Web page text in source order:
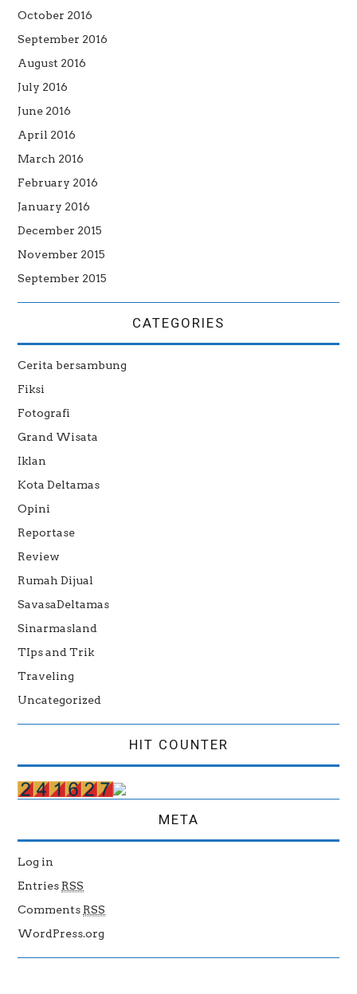
October 2016
September 2016
August 2016
July 2016
June 2016
April 2016
March 2016
February 2016
January 2016
December 2015
November 2015
September 2015
CATEGORIES
Cerita bersambung
Fiksi
Fotografi
Grand Wisata
Iklan
Kota Deltamas
Opini
Reportase
Review
Rumah Dijual
SavasaDeltamas
Sinarmasland
TIps and Trik
Traveling
Uncategorized
HIT COUNTER
META
Log in
Entries RSS
Comments RSS
WordPress.org